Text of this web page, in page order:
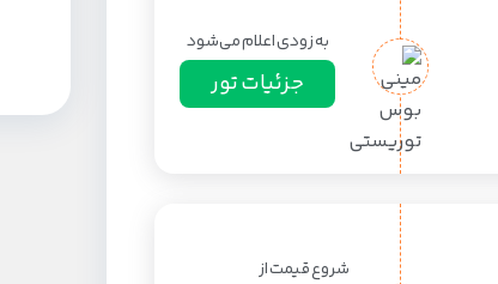
به زودی اعلام می‌شود
جزئیات تور
شروع قیمت از